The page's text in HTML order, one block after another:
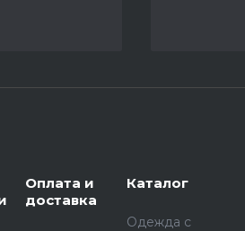
Оплата и
доставка
Каталог
Одежда с